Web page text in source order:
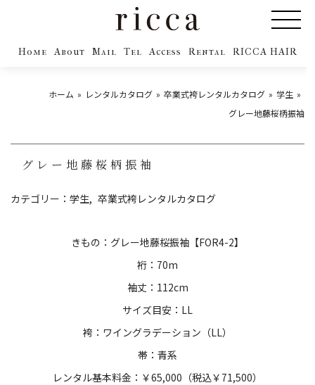
Home About Mail Tel Access Rental RICCA HAIR
ホーム レンタルカタログ 卒業式袴レンタルカタログ
学生
グレー地藤桜柄振袖
グレー地藤桜柄振袖
カテゴリー： 学生 卒業式袴レンタルカタログ
きもの：グレー地藤桜振袖【FOR4-2】
裄：70m
袖丈：112cm
サイズ目安：LL
袴：ワイングラデーション（LL）
帯：青系
レンタル基本料金：￥65,000（税込￥71,500）